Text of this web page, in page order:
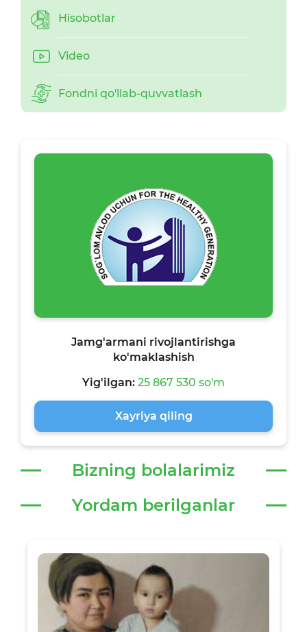
Hisobotlar
Video
Fondni qo'llab-quvvatlash
Jamg'armani rivojlantirishga
ko'maklashish
Yig'ilgan: 25 867 530 so'm
Xayriya qiling
Bizning bolalarimiz
Yordam berilganlar